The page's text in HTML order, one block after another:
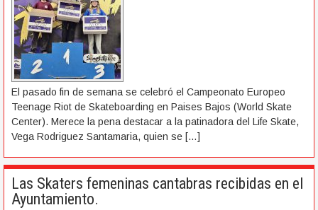
El pasado fin de semana se celebró el Campeonato Europeo
Teenage Riot de Skateboarding en Paises Bajos (World Skate
Center). Merece la pena destacar a la patinadora del Life Skate,
Vega Rodriguez Santamaria, quien se […]
Las Skaters femeninas cantabras recibidas en el
Ayuntamiento.